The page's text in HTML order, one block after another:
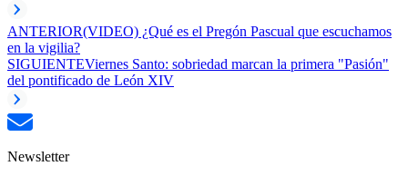
ANTERIOR(VIDEO) ¿Qué es el Pregón Pascual que escuchamos
en la vigilia?
SIGUIENTEViernes Santo: sobriedad marcan la primera "Pasión"
del pontificado de León XIV
Newsletter